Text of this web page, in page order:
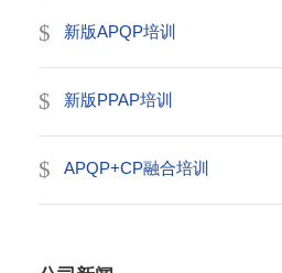
新版APQP培训
新版PPAP培训
APQP+CP融合培训